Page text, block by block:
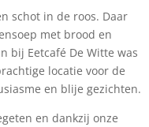
schot in de roos. Daar
met brood en
bij Eetcafé De Witte was
locatie voor de
en blije gezichten.
en dankzij onze